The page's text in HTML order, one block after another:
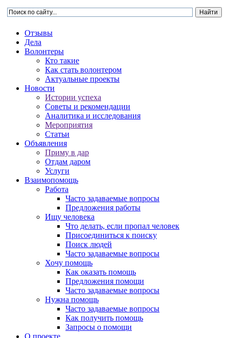
Отзывы
Дела
Волонтеры
Кто такие
Как стать волонтером
Актуальные проекты
Новости
Истории успеха
Советы и рекомендации
Аналитика и исследования
Мероприятия
Статьи
Объявления
Приму в дар
Отдам даром
Услуги
Взаимопомощь
Работа
Часто задаваемые вопросы
Предложения работы
Ищу человека
Что делать, если пропал человек
Присоединиться к поиску
Поиск людей
Часто задаваемые вопросы
Хочу помощь
Как оказать помощь
Предложения помощи
Часто задаваемые вопросы
Нужна помощь
Часто задаваемые вопросы
Как получить помощь
Запросы о помощи
О проекте